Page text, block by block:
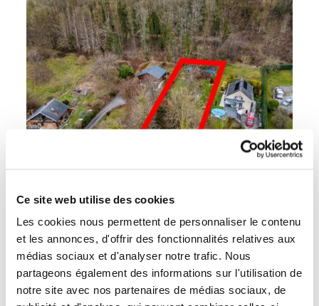
Ce site web utilise des cookies
Les cookies nous permettent de personnaliser le contenu
et les annonces, d'offrir des fonctionnalités relatives aux
médias sociaux et d'analyser notre trafic. Nous
partageons également des informations sur l'utilisation de
notre site avec nos partenaires de médias sociaux, de
99 000 €
Une parcelle de terrain
Rue Eugène Falmagne, 5170
Lustin
Lustin